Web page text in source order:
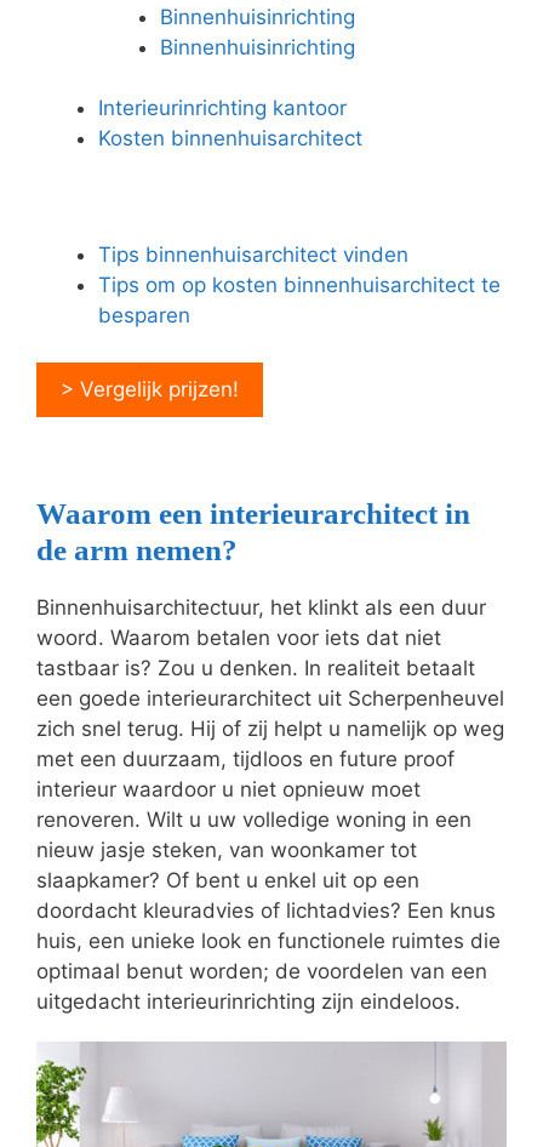
Binnenhuisinrichting
Binnenhuisinrichting
Interieurinrichting kantoor
Kosten binnenhuisarchitect
Tips binnenhuisarchitect vinden
Tips om op kosten binnenhuisarchitect te
besparen
> Vergelijk prijzen!
Waarom een interieurarchitect in
de arm nemen?
Binnenhuisarchitectuur, het klinkt als een duur
woord. Waarom betalen voor iets dat niet
tastbaar is? Zou u denken. In realiteit betaalt
een goede interieurarchitect uit Scherpenheuvel
zich snel terug. Hij of zij helpt u namelijk op weg
met een duurzaam, tijdloos en future proof
interieur waardoor u niet opnieuw moet
renoveren. Wilt u uw volledige woning in een
nieuw jasje steken, van woonkamer tot
slaapkamer? Of bent u enkel uit op een
doordacht kleuradvies of lichtadvies? Een knus
huis, een unieke look en functionele ruimtes die
optimaal benut worden; de voordelen van een
uitgedacht interieurinrichting zijn eindeloos.